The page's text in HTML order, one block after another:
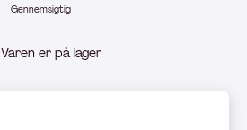
Varen er på lager
Gennemsigtig